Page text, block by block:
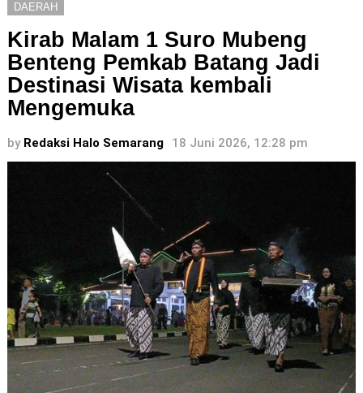
DAERAH
Kirab Malam 1 Suro Mubeng
Benteng Pemkab Batang Jadi
Destinasi Wisata kembali
Mengemuka
by Redaksi Halo Semarang 18 Juni 2026, 12:28 pm